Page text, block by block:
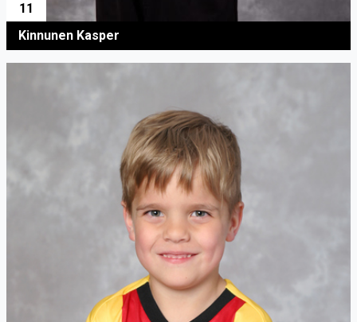
11
Kinnunen Kasper